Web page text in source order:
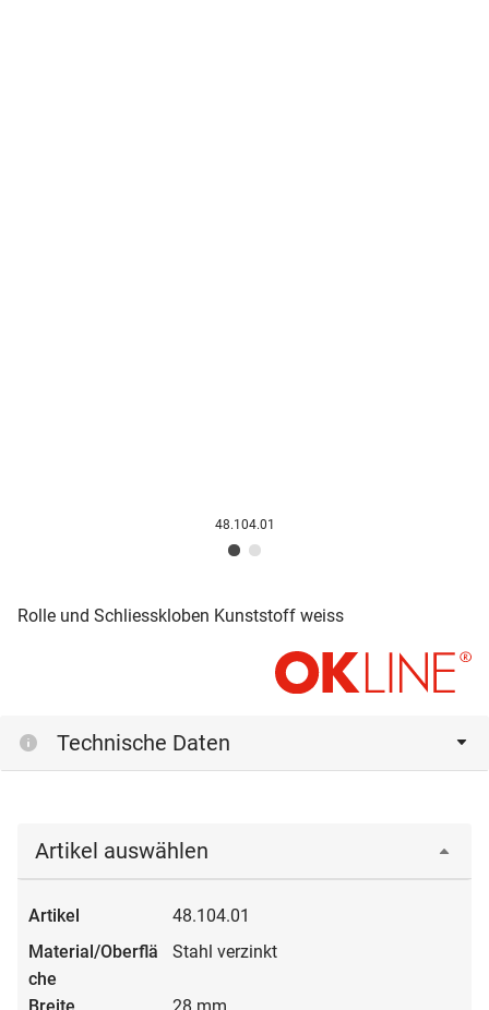
48.104.01
Rolle und Schliesskloben Kunststoff weiss
Technische Daten
Artikel auswählen
48.104.01
Stahl verzinkt
28 mm